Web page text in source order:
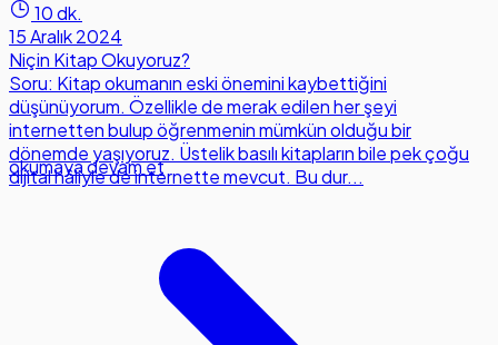
10 dk.
15 Aralık 2024
Niçin Kitap Okuyoruz?
Soru: Kitap okumanın eski önemini kaybettiğini
düşünüyorum. Özellikle de merak edilen her şeyi
internetten bulup öğrenmenin mümkün olduğu bir
dönemde yaşıyoruz. Üstelik basılı kitapların bile pek çoğu
dijital hâliyle de internette mevcut. Bu dur...
okumaya devam et